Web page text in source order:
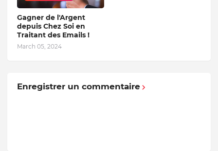
Gagner de l'Argent
depuis Chez Soi en
Traitant des Emails !
March 05, 2024
Enregistrer un commentaire